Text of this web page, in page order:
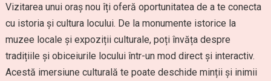
Vizitarea unui oraș nou îți oferă oportunitatea de a te conecta
cu istoria și cultura locului. De la monumente istorice la
muzee locale și expoziții culturale, poți învăța despre
tradițiile și obiceiurile locului într-un mod direct și interactiv.
Acestă imersiune culturală te poate deschide minții și inimii